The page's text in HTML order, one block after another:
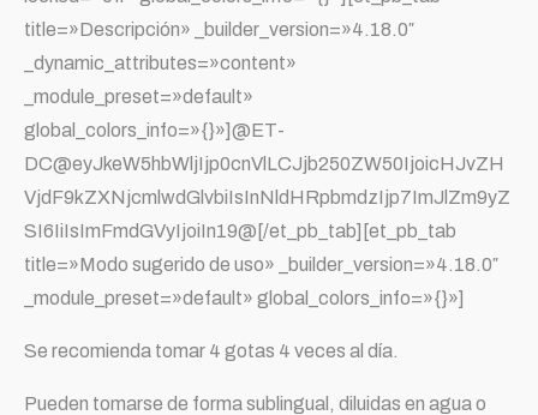
title=»Descripción» _builder_version=»4.18.0″
_dynamic_attributes=»content»
_module_preset=»default»
global_colors_info=»{}»]@ET-
DC@eyJkeW5hbWljIjp0cnVlLCJjb250ZW50IjoicHJvZH
VjdF9kZXNjcmlwdGlvbiIsInNldHRpbmdzIjp7ImJlZm9yZ
SI6IiIsImFmdGVyIjoiIn19@[/et_pb_tab][et_pb_tab
title=»Modo sugerido de uso» _builder_version=»4.18.0″
_module_preset=»default» global_colors_info=»{}»]
Se recomienda tomar 4 gotas 4 veces al día.
Pueden tomarse de forma sublingual, diluidas en agua o